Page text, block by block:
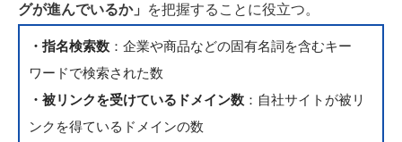
グが進んでいるか」
を把握することに役立つ。
・指名検索数 ：企業や商品などの固有名詞を含むキー
ワードで検索された数
・被リンクを受けているドメイン数 ：自社サイトが被リ
ンクを得ているドメインの数